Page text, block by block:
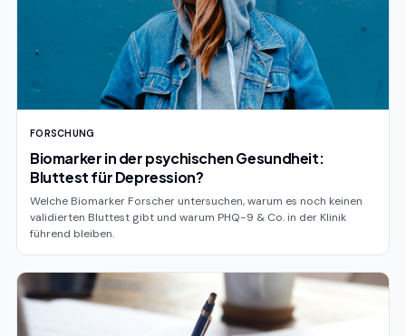
FORSCHUNG
Biomarker in der psychischen Gesundheit:
Bluttest für Depression?
Welche Biomarker Forscher untersuchen, warum es noch keinen
validierten Bluttest gibt und warum PHQ-9 & Co. in der Klinik
führend bleiben.